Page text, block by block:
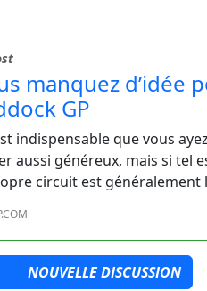
manquez d’idée
GP
indispensable que vous
aussi généreux, mais si tel
circuit est généralement
NOUVELLE DISCUSSION